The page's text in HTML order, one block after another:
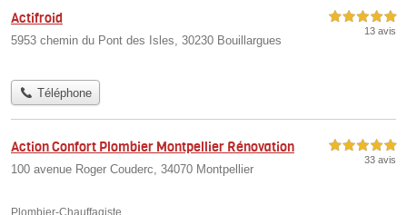
Actifroid
5953 chemin du Pont des Isles, 30230 Bouillargues
5,0 étoiles sur 5
13 avis
Téléphone
Action Confort Plombier Montpellier Rénovation
100 avenue Roger Couderc, 34070 Montpellier
5,0 étoiles sur 5
33 avis
Plombier-Chauffagiste